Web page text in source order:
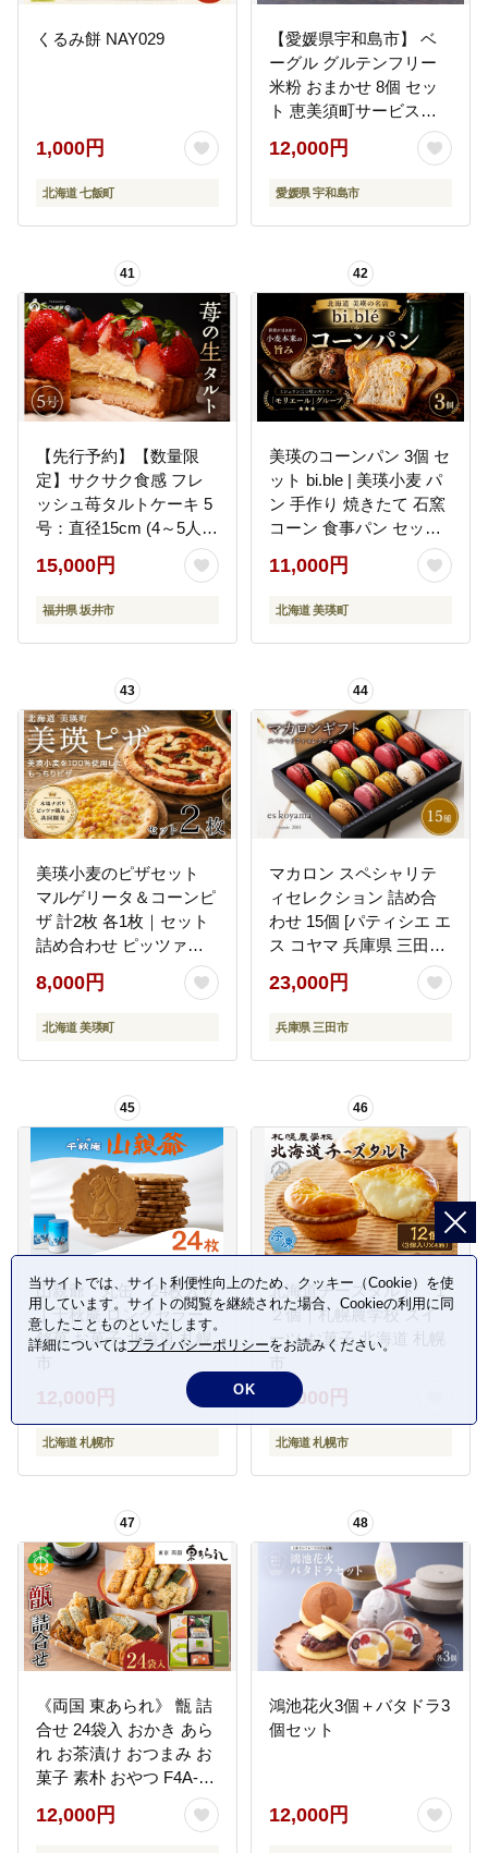
くるみ餅 NAY029
1,000円
北海道 七飯町
【愛媛県宇和島市】 ベ
ーグル グルテンフリー
米粉 おまかせ 8個 セッ
ト 恵美須町サービスエ
リア 小麦粉不使用 手作
り 数量限定 J012-
165001
12,000円
愛媛県 宇和島市
41
【先行予約】【数量限
定】サクサク食感 フレ
ッシュ苺タルトケーキ 5
号：直径15cm (4～5人
前) 850g 【2026年12月
発送】 【いちご イチゴ
苺 ケーキ イチゴケーキ
と スイーツ デザート ベ
菓子 洋菓子 贈答 ギフ
ト】 [A-5217_12]
15,000円
福井県 坂井市
42
美瑛のコーンパン 3個 セ
ット bi.ble | 美瑛小麦 パ
ン 手作り 焼きたて 石窯
コーン 食事パン セット
グルメ 朝食 おやつ ぱん
冷凍パン 北海道 北海道
美瑛町 美瑛町 美瑛産
11,000円
北海道 美瑛町
43
美瑛小麦のピザセット
マルゲリータ＆コーンピ
ザ 計2枚 各1枚｜セット
詰め合わせ ピッツァ
PIZZA pizza 冷凍ピザ ナ
ポリピザ ナポリピッツ
ァ コーン とうもろこし
人気 おかず ギフト 時短
道 美瑛町 美瑛 [008-43]
8,000円
北海道 美瑛町
44
マカロン スペシャリテ
ィセレクション 詰め合
わせ 15個 [パティシエ エ
ス コヤマ 兵庫県 三田市
3d28bai150003] ふるさと
納税 スイーツ デザート
贈答 お菓子 エスコヤマ
いちご キャラメル カフ
23,000円
兵庫県 三田市
45
山親爺 丸缶 24枚入り
｜千秋庵 ロングセラー
銘菓 お菓子 北海道 札幌
12,000円
北海道 札幌市
46
北海道チーズタルト １
２個｜札幌農学校 スイ
ーツ お菓子 北海道 札幌
15,000円
北海道 札幌市
47
《両国 東あられ》 甑 詰
合せ 24袋入 おかき あら
れ お茶漬け おつまみ お
菓子 素朴 おやつ F4A-
12,000円
48
鴻池花火3個＋バタドラ3
個セット
12,000円
当サイトでは、サイト利便性向上のため、クッキー（Cookie）を使
用しています。サイトの閲覧を継続された場合、Cookieの利用に同
意したことものといたします。
詳細についてはプライバシーポリシーをお読みください。
OK